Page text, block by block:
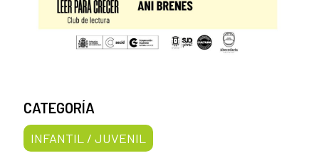
CATEGORÍA
INFANTIL / JUVENIL